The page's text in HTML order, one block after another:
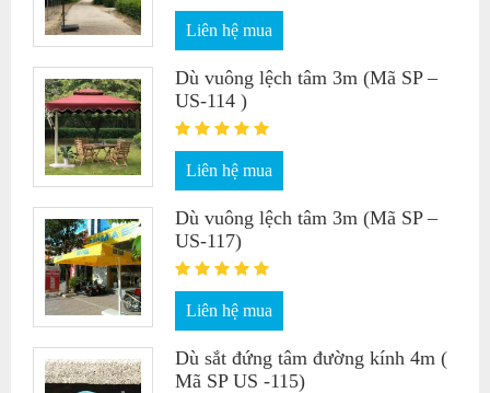
Liên hệ mua
Dù vuông lệch tâm 3m (Mã SP –
US-114 )
Liên hệ mua
Dù vuông lệch tâm 3m (Mã SP –
US-117)
Liên hệ mua
Dù sắt đứng tâm đường kính 4m (
Mã SP US -115)